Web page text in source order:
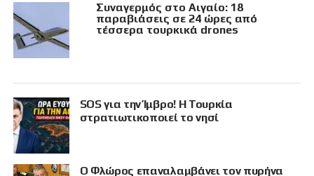
Συναγερμός στο Αιγαίο: 18
παραβιάσεις σε 24 ώρες από
τέσσερα τουρκικά drones
SOS για την Ίμβρο! Η Τουρκία
στρατιωτικοποιεί το νησί
Ο Φλώρος επαναλαμβάνει τον πυρήνα